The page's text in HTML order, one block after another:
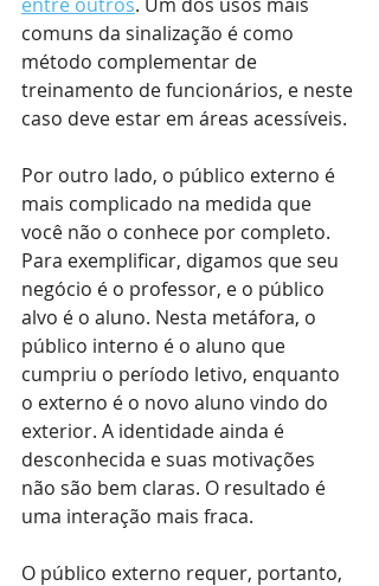
comuns da sinalização é como
método complementar de
treinamento de funcionários, e neste
caso deve estar em áreas acessíveis.
Por outro lado, o público externo é
mais complicado na medida que
você não o conhece por completo.
Para exemplificar, digamos que seu
negócio é o professor, e o público
alvo é o aluno. Nesta metáfora, o
público interno é o aluno que
cumpriu o período letivo, enquanto
o externo é o novo aluno vindo do
exterior. A identidade ainda é
desconhecida e suas motivações
não são bem claras. O resultado é
uma interação mais fraca.
O público externo requer, portanto,